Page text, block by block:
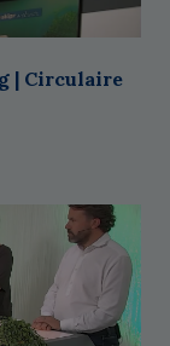
| Circulaire